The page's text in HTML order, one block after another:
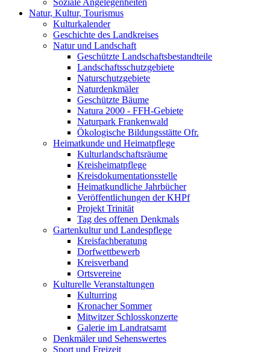
Soziale Angelegenheiten
Natur, Kultur, Tourismus
Kulturkalender
Geschichte des Landkreises
Natur und Landschaft
Geschützte Landschaftsbestandteile
Landschaftsschutzgebiete
Naturschutzgebiete
Naturdenkmäler
Geschützte Bäume
Natura 2000 - FFH-Gebiete
Naturpark Frankenwald
Ökologische Bildungsstätte Ofr.
Heimatkunde und Heimatpflege
Kulturlandschaftsräume
Kreisheimatpflege
Kreisdokumentationsstelle
Heimatkundliche Jahrbücher
Veröffentlichungen der KHPf
Projekt Trinität
Tag des offenen Denkmals
Gartenkultur und Landespflege
Kreisfachberatung
Dorfwettbewerb
Kreisverband
Ortsvereine
Kulturelle Veranstaltungen
Kulturring
Kronacher Sommer
Mitwitzer Schlosskonzerte
Galerie im Landratsamt
Denkmäler und Sehenswertes
Sport und Freizeit